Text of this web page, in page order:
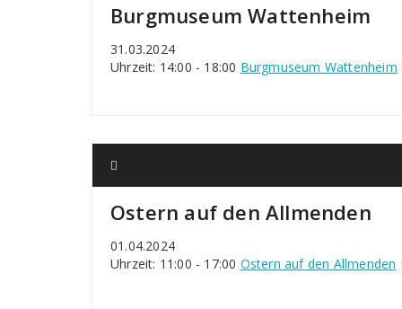
Burgmuseum Wattenheim
31.03.2024
Uhrzeit: 14:00 - 18:00 Burgmuseum Wattenheim
Ostern auf den Allmenden
01.04.2024
Uhrzeit: 11:00 - 17:00 Ostern auf den Allmenden